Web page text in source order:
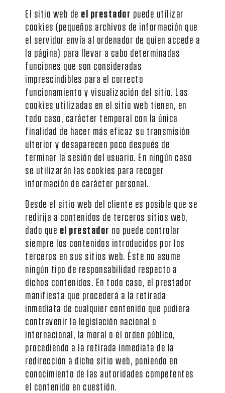
El sitio web de el prestador puede utilizar
cookies (pequeños archivos de información que
el servidor envía al ordenador de quien accede a
la página) para llevar a cabo determinadas
funciones que son consideradas
imprescindibles para el correcto
funcionamiento y visualización del sitio. Las
cookies utilizadas en el sitio web tienen, en
todo caso, carácter temporal con la única
finalidad de hacer más eficaz su transmisión
ulterior y desaparecen poco después de
terminar la sesión del usuario. En ningún caso
se utilizarán las cookies para recoger
información de carácter personal.
Desde el sitio web del cliente es posible que se
redirija a contenidos de terceros sitios web,
dado que el prestador no puede controlar
siempre los contenidos introducidos por los
terceros en sus sitios web. Éste no asume
ningún tipo de responsabilidad respecto a
dichos contenidos. En todo caso, el prestador
manifiesta que procederá a la retirada
inmediata de cualquier contenido que pudiera
contravenir la legislación nacional o
internacional, la moral o el orden público,
procediendo a la retirada inmediata de la
redirección a dicho sitio web, poniendo en
conocimiento de las autoridades competentes
el contenido en cuestión.